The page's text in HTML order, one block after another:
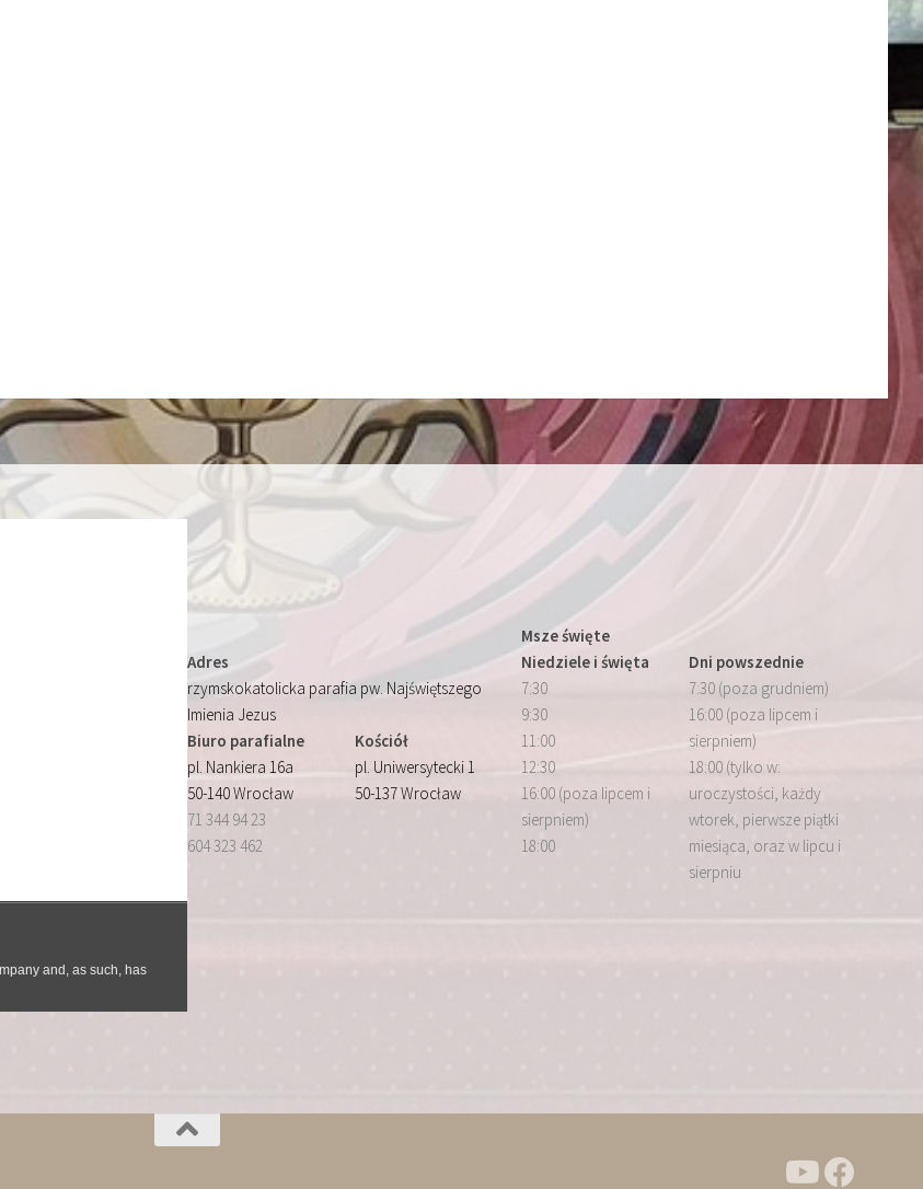
Adres
rzymskokatolicka parafia pw. Najświętszego
Imienia Jezus
Biuro parafialne
pl. Nankiera 16a
50-140 Wrocław
71 344 94 23
604 323 462
Kościół
pl. Uniwersytecki 1
50-137 Wrocław
Msze święte
Niedziele i święta
7:30
9:30
11:00
12:30
16:00 (poza lipcem i
sierpniem)
18:00
Dni powszednie
7:30 (poza grudniem)
16:00 (poza lipcem i
sierpniem)
18:00 (tylko w:
uroczystości, każdy
wtorek, pierwsze piątki
miesiąca, oraz w lipcu i
sierpniu